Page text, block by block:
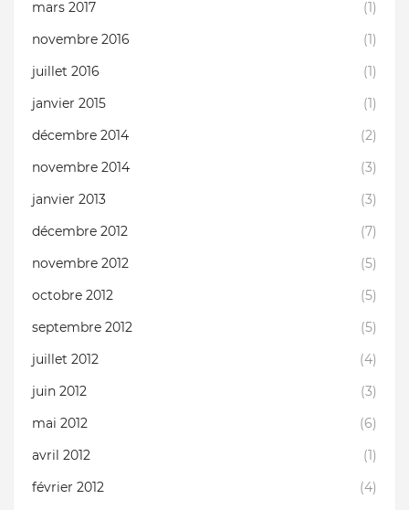
mars 2017
(1)
novembre 2016
(1)
juillet 2016
(1)
janvier 2015
(1)
décembre 2014
(2)
novembre 2014
(3)
janvier 2013
(3)
décembre 2012
(7)
novembre 2012
(5)
octobre 2012
(5)
septembre 2012
(5)
juillet 2012
(4)
juin 2012
(3)
mai 2012
(6)
avril 2012
(1)
février 2012
(4)